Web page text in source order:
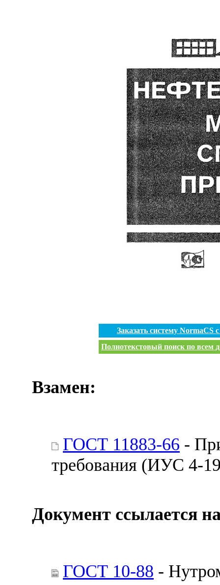
Заказать систему
Полнотекстовый поиск по всем
Взамен:
ГОСТ 11883-66 -
требования (ИУС 4-
Документ ссылается
ГОСТ 10-88 -